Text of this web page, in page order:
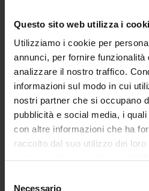
Questo sito web utilizza i
Utilizziamo i cookie per
annunci, per fornire
analizzare il nostro traffico.
informazioni sul modo in cui
nostri partner che si occupano
pubblicità e social media, i
con altre informazioni che ha
raccolto dal suo utilizzo dei
Necessario
Menù
Classic
National Geographic
Design
Colors